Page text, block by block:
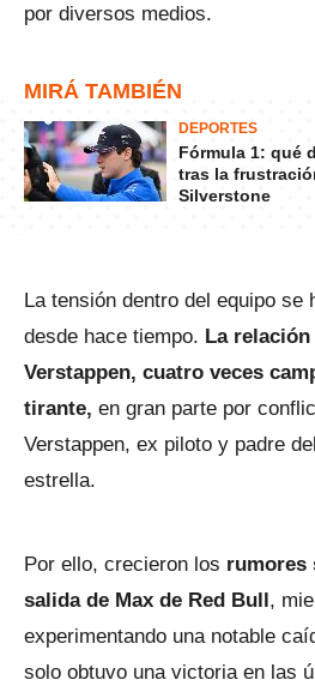
por diversos medios.
MIRÁ TAMBIÉN
DEPORTES
Fórmula 1: qué
tras la
Silverstone
La tensión dentro del equipo se
desde hace tiempo. La
Verstappen, cuatro veces
tirante, en gran parte por
Verstappen, ex piloto y padre
estrella.
Por ello, crecieron los rumores
salida de Max de Red Bull,
experimentando una notable
solo obtuvo una victoria en las